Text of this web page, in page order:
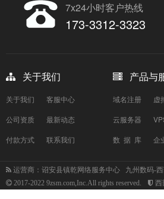
7x24小时客户热线
173-3312-3323
关于我们
关于我们
客服中心
公司资质
最新动态
付款方式
联系我们
产品与
域名注册
虚
云服务器
数 据 库
企
运营商：诏安县镇乾网络服务中心 九州数码-
2017-2022 9zsm.com,Inc.All rights reserved.
西